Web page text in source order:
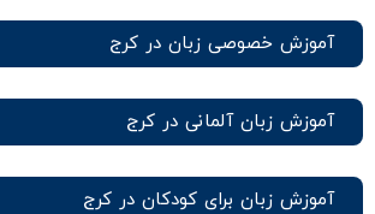
آموزش خصوصی زبان در کرج
آموزش زبان آلمانی در کرج
آموزش زبان برای کودکان در کرج